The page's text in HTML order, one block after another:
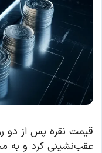
قیمت نقره پس از دو